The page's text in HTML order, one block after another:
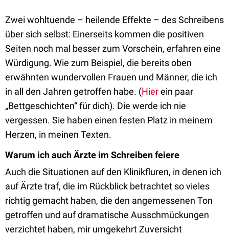
Zwei wohltuende – heilende Effekte – des Schreibens
über sich selbst: Einerseits kommen die positiven
Seiten noch mal besser zum Vorschein, erfahren eine
Würdigung. Wie zum Beispiel, die bereits oben
erwähnten wundervollen Frauen und Männer, die ich
in all den Jahren getroffen habe. (Hierein paar
„Bettgeschichten“ für dich). Die werde ich nie
vergessen. Sie haben einen festen Platz in meinem
Herzen, in meinen Texten.
Warum ich auch Ärzte im Schreiben feiere
Auch die Situationen auf den Klinikfluren, in denen ich
auf Ärzte traf, die im Rückblick betrachtet so vieles
richtig gemacht haben, die den angemessenen Ton
getroffen und auf dramatische Ausschmückungen
verzichtet haben, mir umgekehrt Zuversicht